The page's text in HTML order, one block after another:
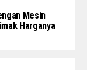
Mesin
Harganya